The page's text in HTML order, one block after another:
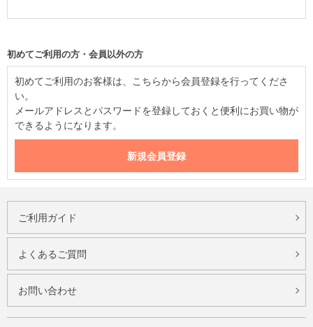
初めてご利用の方・会員以外の方
初めてご利用のお客様は、こちらから会員登録を行ってくださ
い。
メールアドレスとパスワードを登録しておくと便利にお買い物が
できるようになります。
ご利用ガイド
よくあるご質問
お問い合わせ